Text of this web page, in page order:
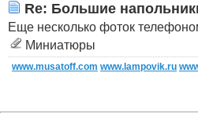
Re: Большие
Еще несколько фоток
Миниатюры
www.musatoff.com www.lampovik.ru